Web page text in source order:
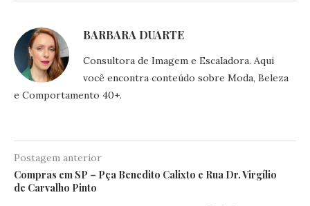
BARBARA DUARTE
Consultora de Imagem e Escaladora. Aqui
você encontra conteúdo sobre Moda, Beleza
e Comportamento 40+.
Postagem anterior
Compras em SP – Pça Benedito Calixto e Rua Dr. Virgílio
de Carvalho Pinto